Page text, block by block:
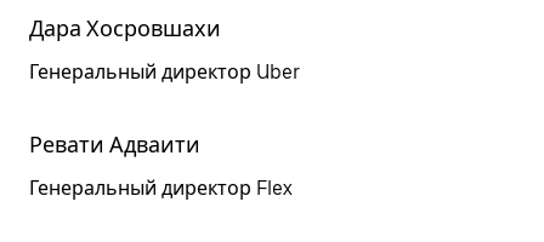
Дара Хосровшахи
Генеральный директор Uber
Ревати Адваити
Генеральный директор Flex